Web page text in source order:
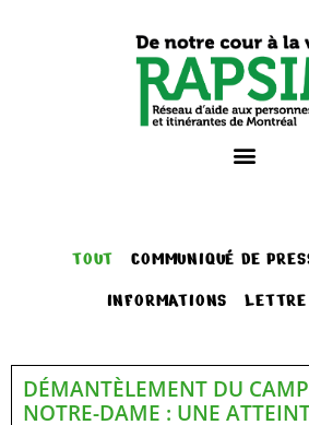
COMMUNIQUÉ DE
INFORMATIONS
LETTRE
TOUT
DÉMANTÈLEMENT DU
NOTRE-DAME : UNE